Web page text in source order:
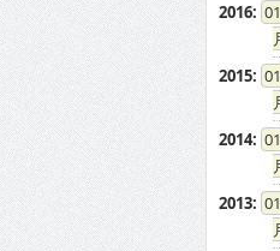
2016: 01
2015: 01
2014: 01
2013: 01